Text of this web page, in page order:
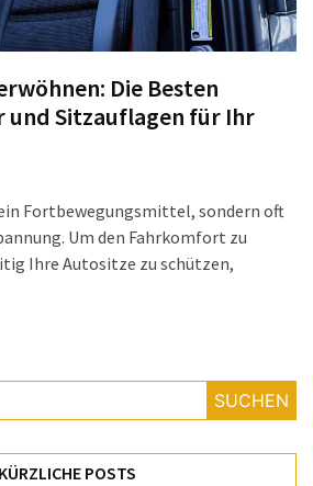
Die Besten
und Sitzauflagen für Ihr
Fortbewegungsmittel, sondern oft
Um den Fahrkomfort zu
Ihre Autositze zu schützen,
SUCHEN
KÜRZLICHE POSTS